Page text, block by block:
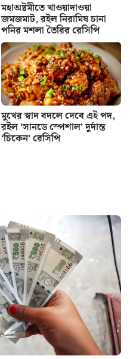
মহাঅষ্টমীতে খাওয়াদাওয়া
জমজমাট, রইল নিরামিষ চানা
পনির মশলা তৈরির রেসিপি
মুখের স্বাদ বদলে দেবে এই পদ,
রইল ‘সানডে স্পেশাল’ দুর্দান্ত
‘চিকেন’ রেসিপি